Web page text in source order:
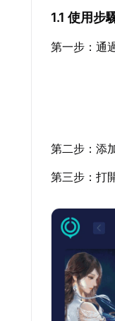
1.1 使用步
第一步：通
第二步：添
第三步：打